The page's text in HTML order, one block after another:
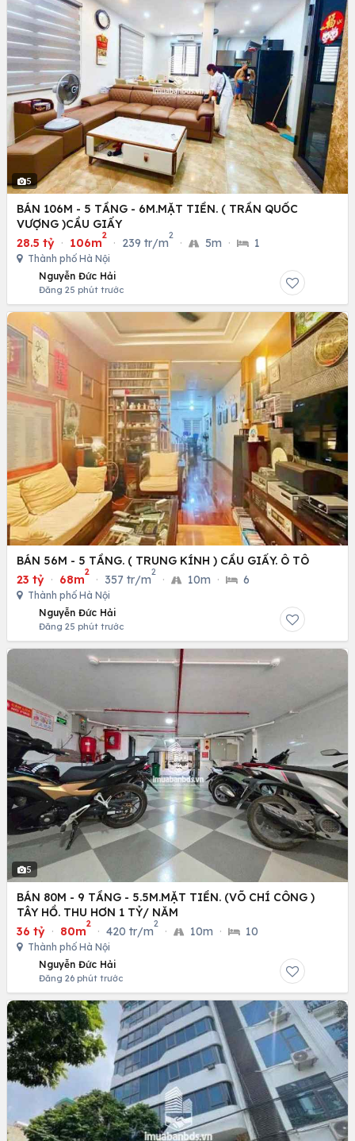
5
BÁN 106M - 5 TẦNG - 6M.MẶT TIỀN. ( TRẦN QUỐC
VƯỢNG )CẦU GIẤY
28.5 tỷ · 106m
2
· 239 tr/m
2
· 5m · 1
Thành phố Hà Nội
Nguyễn Đức Hải
Đăng 25 phút trước
BÁN 56M - 5 TẦNG. ( TRUNG KÍNH ) CẦU GIẤY. Ô TÔ
23 tỷ · 68m
2
· 357 tr/m
2
· 10m · 6
Thành phố Hà Nội
Nguyễn Đức Hải
Đăng 25 phút trước
5
BÁN 80M - 9 TẦNG - 5.5M.MẶT TIỀN. (VÕ CHÍ CÔNG )
TÂY HỒ. THU HƠN 1 TỶ/ NĂM
36 tỷ · 80m
2
· 420 tr/m
2
· 10m · 10
Thành phố Hà Nội
Nguyễn Đức Hải
Đăng 26 phút trước